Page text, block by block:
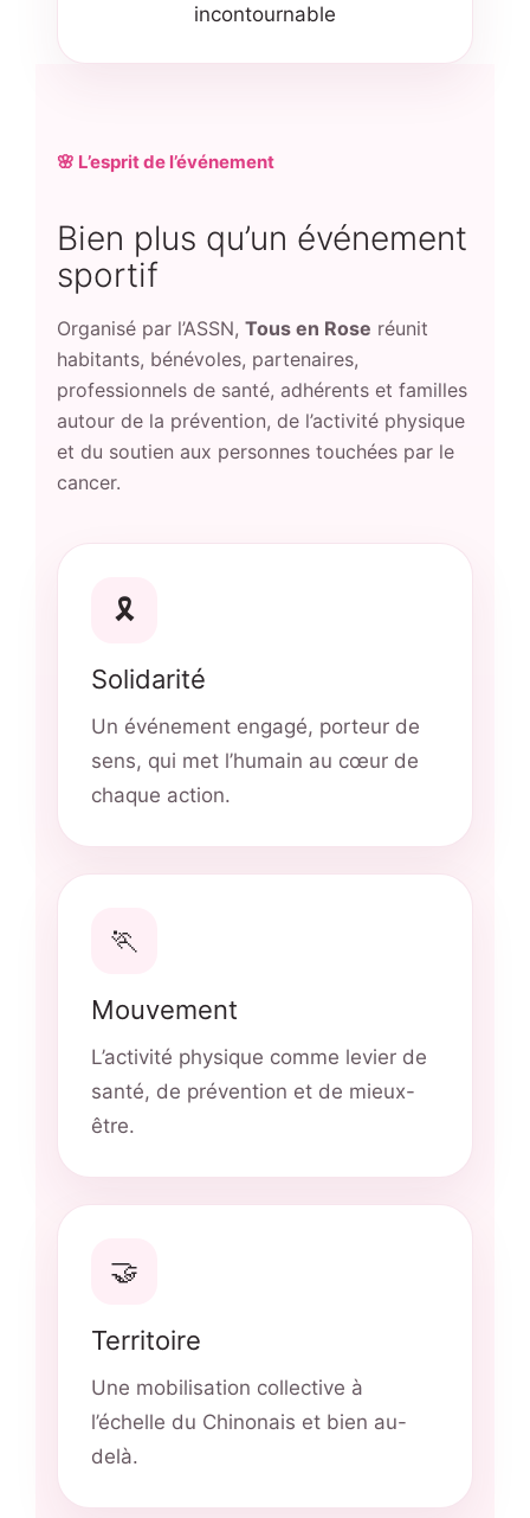
incontournable
🌸 L’esprit de l’événement
Bien plus qu’un événement
sportif
Organisé par l’ASSN, Tous en Rose réunit
habitants, bénévoles, partenaires,
professionnels de santé, adhérents et familles
autour de la prévention, de l’activité physique
et du soutien aux personnes touchées par le
cancer.
🎗
Solidarité
Un événement engagé, porteur de
sens, qui met l’humain au cœur de
chaque action.
🏃
Mouvement
L’activité physique comme levier de
santé, de prévention et de mieux-
être.
🤝
Territoire
Une mobilisation collective à
l’échelle du Chinonais et bien au-
delà.